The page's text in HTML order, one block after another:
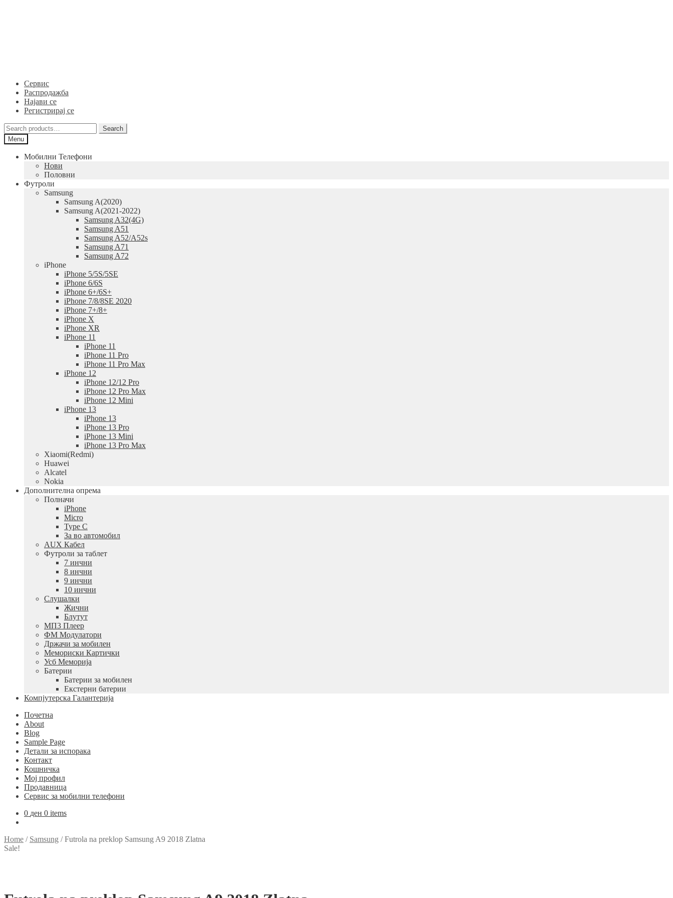
Сервис
Распродажба
Најави се
Регистрирај се
Search
for:
Search
Menu
Мобилни Телефони
Нови
Половни
Футроли
Samsung
Samsung A(2020)
Samsung A(2021-2022)
Samsung A32(4G)
Samsung A51
Samsung A52/A52s
Samsung A71
Samsung A72
iPhone
iPhone 5/5S/5SE
iPhone 6/6S
iPhone 6+/6S+
iPhone 7/8/8SE 2020
iPhone 7+/8+
iPhone X
iPhone XR
iPhone 11
iPhone 11
iPhone 11 Pro
iPhone 11 Pro Max
iPhone 12
iPhone 12/12 Pro
iPhone 12 Pro Max
iPhone 12 Mini
iPhone 13
iPhone 13
iPhone 13 Pro
iPhone 13 Mini
iPhone 13 Pro Max
Xiaomi(Redmi)
Huawei
Alcatel
Nokia
Дополнителна опрема
Полначи
iPhone
Micro
Type C
За во автомобил
AUX Кабел
Футроли за таблет
7 инчни
8 инчни
9 инчни
10 инчни
Слушалки
Жични
Блутут
МП3 Плеер
ФМ Модулатори
Држачи за мобилен
Мемориски Картички
Усб Меморија
Батерии
Батерии за мобилен
Екстерни батерии
Компјутерска Галантерија
Почетна
About
Blog
Sample Page
Детали за испорака
Контакт
Кошничка
Мој профил
Продавница
Сервис за мобилни телефони
0 ден 0 items
Home / Samsung /Futrola na preklop Samsung A9 2018 Zlatna
Sale!